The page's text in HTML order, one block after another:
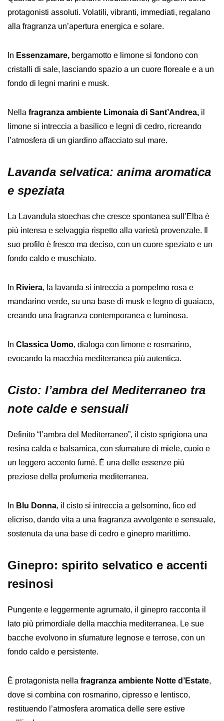
protagonisti assoluti. Volatili, vibranti, immediati, regalano
alla fragranza un’apertura energica e solare.
In Essenzamare, bergamotto e limone si fondono con
cristalli di sale, lasciando spazio a un cuore floreale e a un
fondo di legni marini e musk.
Nella fragranza ambiente Limonaia di Sant’Andrea, il
limone si intreccia a basilico e legni di cedro, ricreando
l’atmosfera di un giardino affacciato sul mare.
Lavanda selvatica: anima aromatica
e speziata
La Lavandula stoechas che cresce spontanea sull’Elba è
più intensa e selvaggia rispetto alla varietà provenzale. Il
suo profilo è fresco ma deciso, con un cuore speziato e un
fondo caldo e muschiato.
In Riviera, la lavanda si intreccia a pompelmo rosa e
mandarino verde, su una base di musk e legno di guaiaco,
creando una fragranza contemporanea e luminosa.
In Classica Uomo, dialoga con limone e rosmarino,
evocando la macchia mediterranea più autentica.
Cisto: l’ambra del Mediterraneo tra
note calde e sensuali
Definito “l’ambra del Mediterraneo”, il cisto sprigiona una
resina calda e balsamica, con sfumature di miele, cuoio e
un leggero accento fumé. È una delle essenze più
preziose della profumeria mediterranea.
In Blu Donna, il cisto si intreccia a gelsomino, fico ed
elicriso, dando vita a una fragranza avvolgente e sensuale,
sostenuta da una base di cedro e ginepro marittimo.
Ginepro: spirito selvatico e accenti
resinosi
Pungente e leggermente agrumato, il ginepro racconta il
lato più primordiale della macchia mediterranea. Le sue
bacche evolvono in sfumature legnose e terrose, con un
fondo caldo e persistente.
È protagonista nella fragranza ambiente Notte d’Estate,
dove si combina con rosmarino, cipresso e lentisco,
restituendo l’atmosfera aromatica delle sere estive